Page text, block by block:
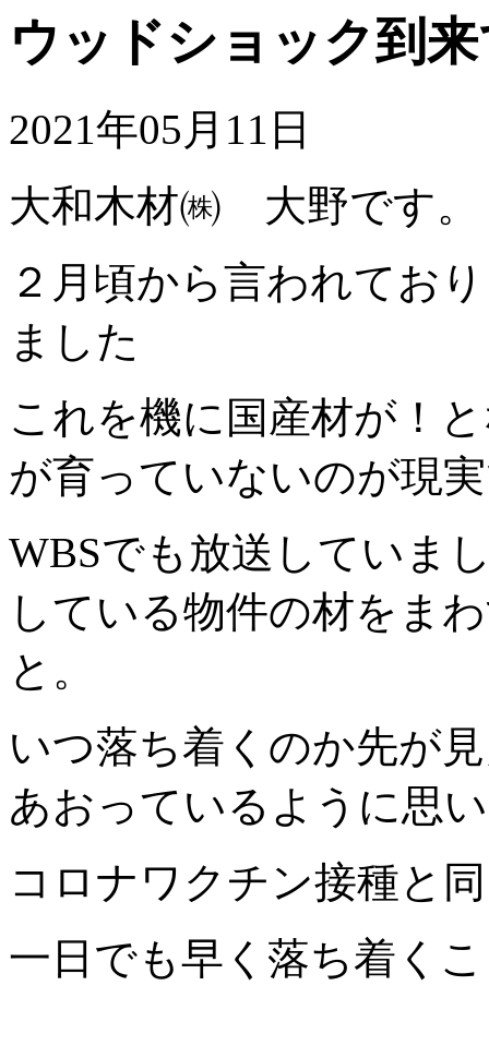
ウッドショック到
2021年05月11日
大和木材㈱ 大野です。
２月頃から言われてお
ました
これを機に国産材が！
が育っていないのが現
WBSでも放送していま
している物件の材をま
と。
いつ落ち着くのか先が
あおっているように思
コロナワクチン接種と
一日でも早く落ち着く